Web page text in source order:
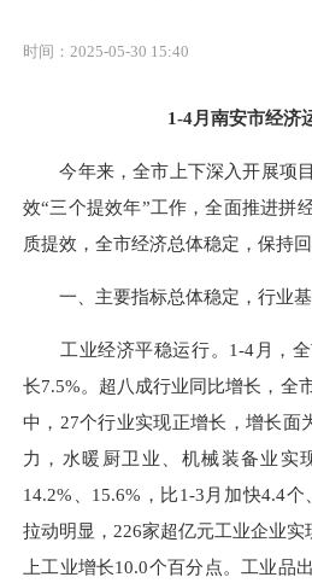
时间：2025-05-30 15:40
1-4月南安市经济
今年来，全市上下深入开展项目
效“三个提效年”工作，全面推进拼
质提效，全市经济总体稳定，保持回
一、主要指标总体稳定，行业基
工业经济平稳运行。1-4月，全
长7.5%。超八成行业同比增长，全
中，27个行业实现正增长，增长面
力，水暖厨卫业、机械装备业实
14.2%、15.6%，比1-3月加快4.4
拉动明显，226家超亿元工业企业
上工业增长10.0个百分点。工业品